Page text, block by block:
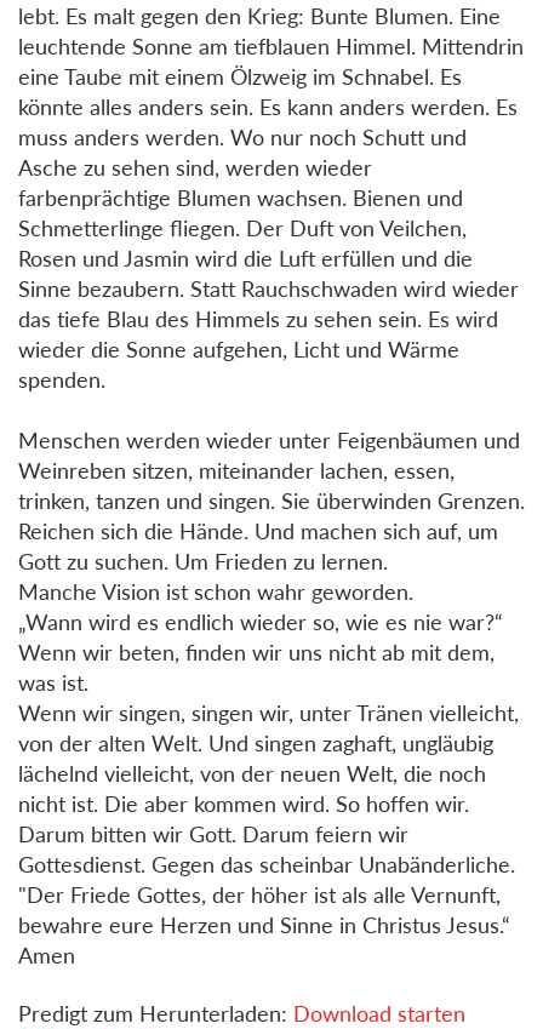
lebt. Es malt gegen den Krieg: Bunte Blumen. Eine
leuchtende Sonne am tiefblauen Himmel. Mittendrin
eine Taube mit einem Ölzweig im Schnabel. Es
könnte alles anders sein. Es kann anders werden. Es
muss anders werden. Wo nur noch Schutt und
Asche zu sehen sind, werden wieder
farbenprächtige Blumen wachsen. Bienen und
Schmetterlinge fliegen. Der Duft von Veilchen,
Rosen und Jasmin wird die Luft erfüllen und die
Sinne bezaubern. Statt Rauchschwaden wird wieder
das tiefe Blau des Himmels zu sehen sein. Es wird
wieder die Sonne aufgehen, Licht und Wärme
spenden.
Menschen werden wieder unter Feigenbäumen und
Weinreben sitzen, miteinander lachen, essen,
trinken, tanzen und singen. Sie überwinden Grenzen.
Reichen sich die Hände. Und machen sich auf, um
Gott zu suchen. Um Frieden zu lernen.
Manche Vision ist schon wahr geworden.
„Wann wird es endlich wieder so, wie es nie war?“
Wenn wir beten, finden wir uns nicht ab mit dem,
was ist.
Wenn wir singen, singen wir, unter Tränen vielleicht,
von der alten Welt. Und singen zaghaft, ungläubig
lächelnd vielleicht, von der neuen Welt, die noch
nicht ist. Die aber kommen wird. So hoffen wir.
Darum bitten wir Gott. Darum feiern wir
Gottesdienst. Gegen das scheinbar Unabänderliche.
"Der Friede Gottes, der höher ist als alle Vernunft,
bewahre eure Herzen und Sinne in Christus Jesus.“
Amen
Predigt zum Herunterladen: Download starten